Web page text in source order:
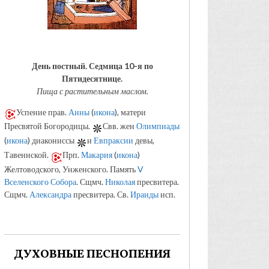
День постный.Седмица 10-я по
Пятидесятнице.
Пища с растительным маслом.
Успение прав. Анны(икона), матери
Пресвятой Богородицы.
Свв. жен Олимпиады
(икона) диакониссы и Евпраксии девы,
Тавеннской.
Прп.Макария(икона)
Желтоводского, Унженского. ПамятьV
Вселенского Собора. Сщмч.Николаяпресвитера.
Сщмч. Александрапресвитера. Св.Ираидыисп.
ДУХОВНЫЕ ПЕСНОПЕНИЯ